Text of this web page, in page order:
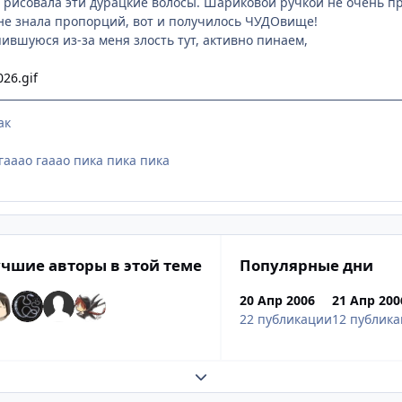
знала пропорций, вот и получилось ЧУДОвище!
из-за меня злость тут, активно пинаем,
гааао пика пика пика
авторы в этой теме Популярные дни
20 Апр 2006
22 публикации
21 Апр
12
Развернуть обзор темы